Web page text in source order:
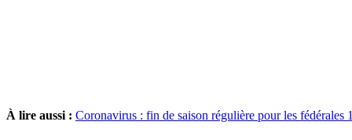
À lire aussi : Coronavirus : fin de saison régulière pour les fédérales